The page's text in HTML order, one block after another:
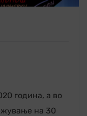
година, а во
на 30